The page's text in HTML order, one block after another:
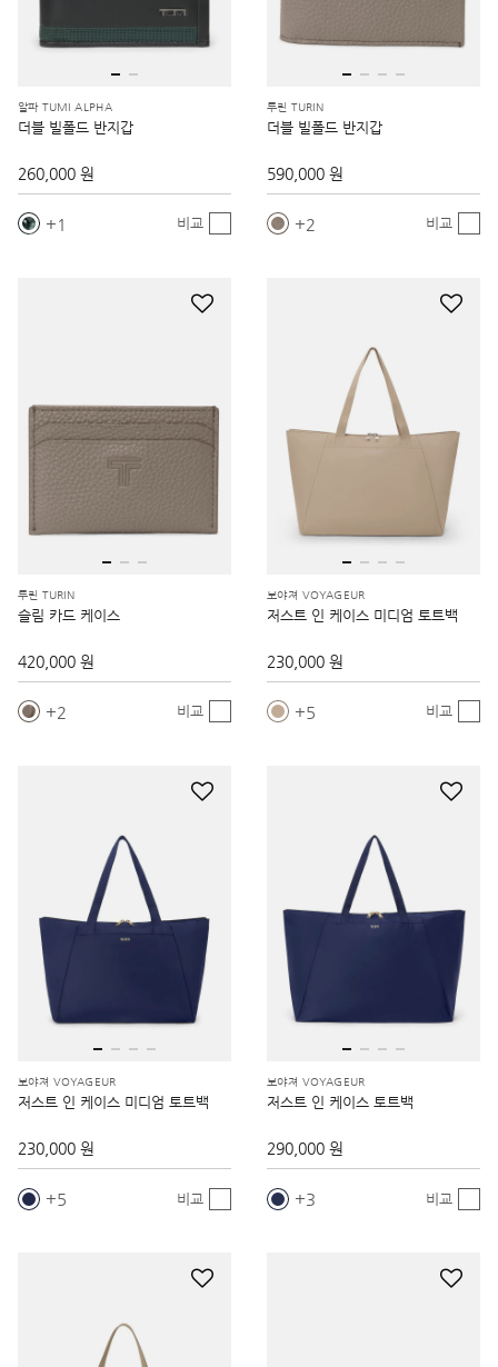
알파 TUMI ALPHA
더블 빌폴드 반지갑
260,000 원
1 비교
투린 TURIN
더블 빌폴드 반지갑
590,000 원
2 비교
투린 TURIN
슬림 카드 케이스
420,000 원
2 비교
보야져 VOYAGEUR
저스트 인 케이스 미디엄 토트백
230,000 원
5 비교
보야져 VOYAGEUR
저스트 인 케이스 미디엄 토트백
230,000 원
5 비교
보야져 VOYAGEUR
저스트 인 케이스 토트백
290,000 원
3 비교